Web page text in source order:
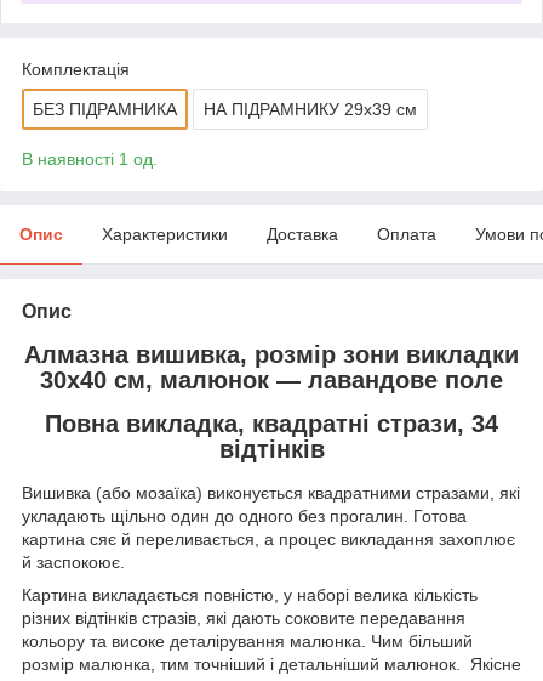
Комплектація
БЕЗ ПІДРАМНИКА НА ПІДРАМНИКУ 29х39 см
В наявності 1 од.
Опис Характеристики Доставка Оплата Умови
Опис
Алмазна вишивка, розмір зони викладки
30х40 см, малюнок — лавандове поле
Повна викладка, квадратні стрази, 34
відтінків
Вишивка (або мозаїка) виконується квадратними стразами, які
укладають щільно один до одного без прогалин. Готова
картина сяє й переливається, а процес викладання захоплює
й заспокоює.
Картина викладається повністю, у наборі велика кількість
різних відтінків стразів, які дають соковите передавання
кольору та високе деталірування малюнка. Чим більший
розмір малюнка, тим точніший і детальніший малюнок. Якісне